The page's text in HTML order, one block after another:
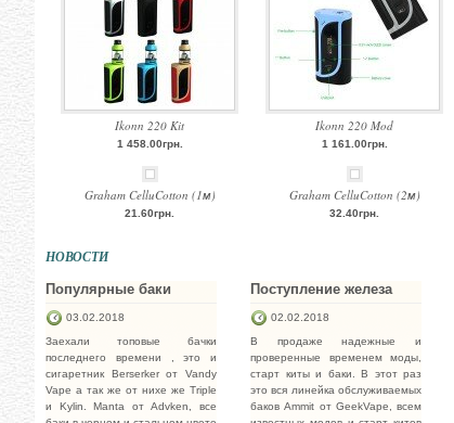
Ikonn 220 Kit
1 458.00грн.
Ikonn 220 Mod
1 161.00грн.
Graham CelluCotton (1м)
21.60грн.
Graham CelluCotton (2м)
32.40грн.
НОВОСТИ
Популярные баки
03.02.2018
Заехали топовые бачки
последнего времени , это и
сигаретник Berserker от Vandy
Vape а так же от нихе же Triple
и Kylin. Manta от Advken, все
Поступление железа
02.02.2018
В продаже надежные и
проверенные временем моды,
старт киты и баки. В этот раз
это вся линейка обслуживаемых
баков Ammit от GeekVape, всем